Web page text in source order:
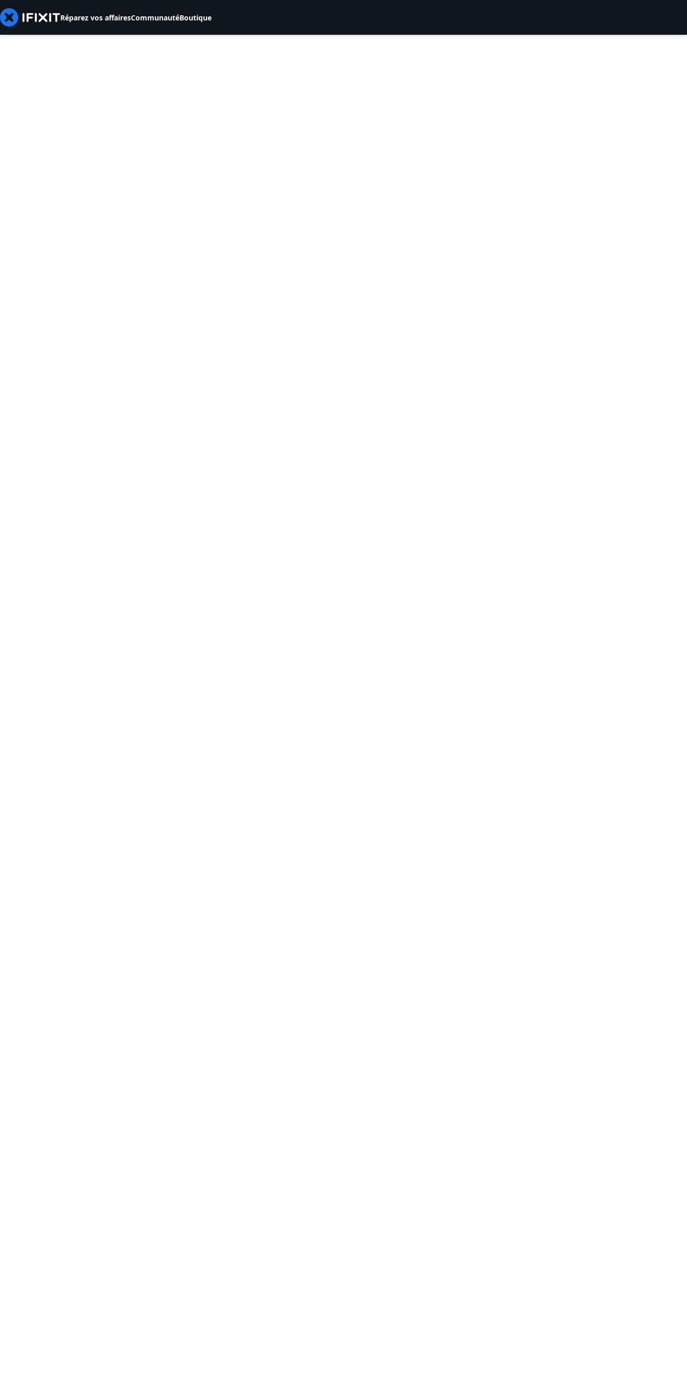
Réparez vos affairesCommunautéBoutique